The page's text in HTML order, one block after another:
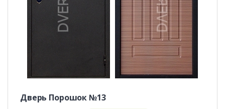
Дверь Порошок №13